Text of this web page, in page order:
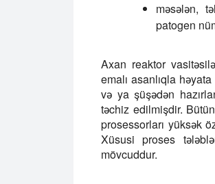
məsələn,
patogen
Axan reaktor
emalı asanlıqla
və ya şüşədən
təchiz edilmişdir.
prosessorları yüksək
Xüsusi proses
mövcuddur.